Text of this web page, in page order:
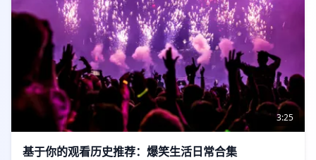
3:25
基于你的观看历史推荐：爆笑生活日常合集